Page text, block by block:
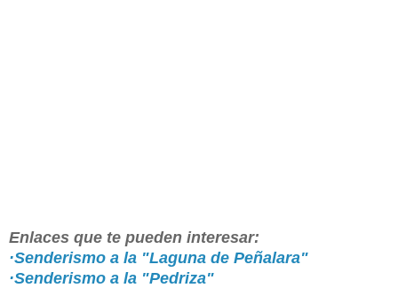
Enlaces que te pueden interesar:
·Senderismo a la "Laguna de Peñalara"
·Senderismo a la "Pedriza"